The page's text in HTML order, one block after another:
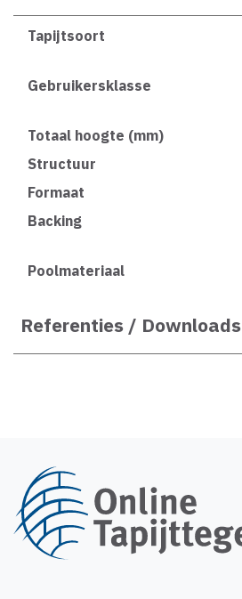
Tapijtsoort
Gebruikersklasse
Totaal hoogte (mm)
Structuur
Formaat
Backing
Poolmateriaal
Referenties / Downloads